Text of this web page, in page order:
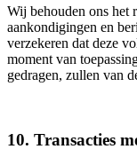
Wij behouden ons het
aankondigingen en
verzekeren dat deze
moment van
gedragen, zullen van
10. Transacties